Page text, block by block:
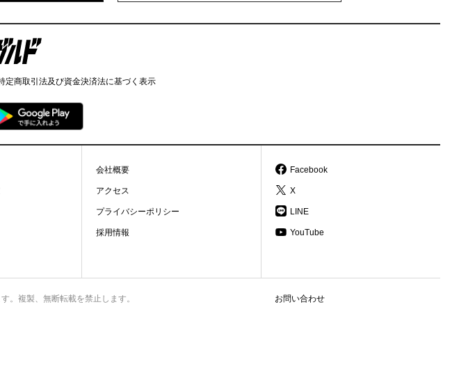
ルド
定商取引法及び資金決済法に基づく表示
会社概要
アクセス
プライバシーポリシー
採用情報
Facebook
X
LINE
YouTube
お問い合わせ
。複製、無断転載を禁止します。